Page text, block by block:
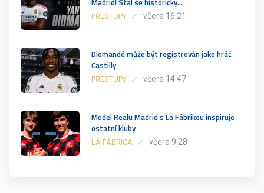
PŘESTUPY včera 16:21
Diomandé může být registrován jako hráč
Castilly
PŘESTUPY včera 14:47
Model Realu Madrid s La Fábrikou inspiruje
ostatní kluby
LA FÁBRICA včera 9:28